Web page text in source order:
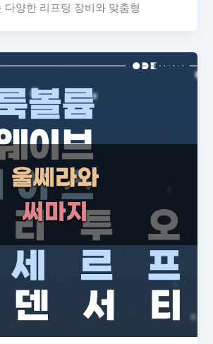
다양한 리프팅 장비와 맞춤형